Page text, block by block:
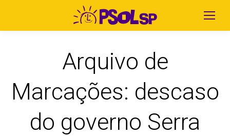
Arquivo de
Marcações: descaso
do governo Serra